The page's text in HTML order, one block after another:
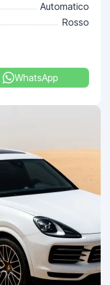
Automatico
Rosso
WhatsApp